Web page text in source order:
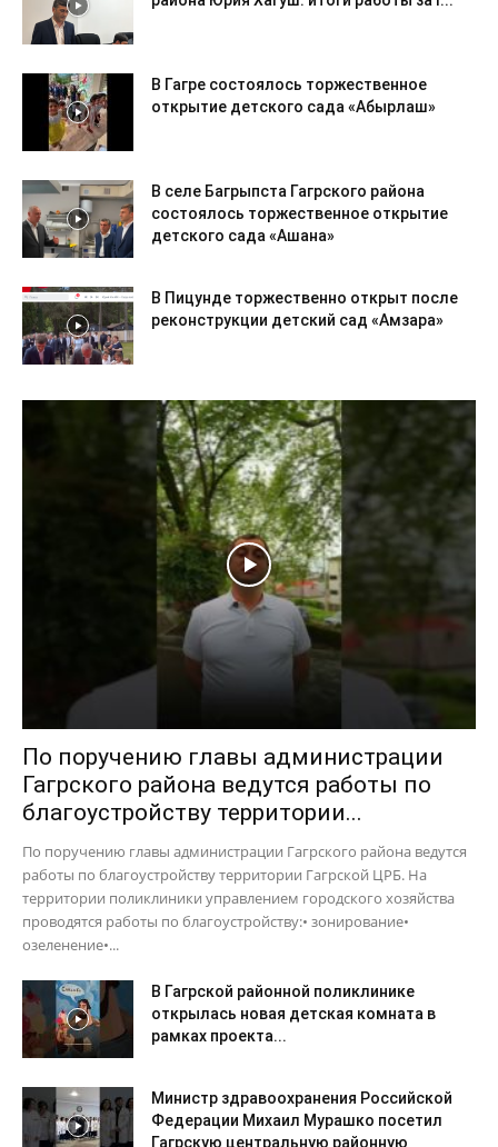
В Гагре состоялось торжественное
открытие детского сада «Абырлаш»
В селе Багрыпста Гагрского района
состоялось торжественное открытие
детского сада «Ашана»
В Пицунде торжественно открыт после
реконструкции детский сад «Амзара»
По поручению главы администрации
Гагрского района ведутся работы по
благоустройству территории...
По поручению главы администрации Гагрского района ведутся
работы по благоустройству территории Гагрской ЦРБ. На
территории поликлиники управлением городского хозяйства
проводятся работы по благоустройству:• зонирование•
озеленение•...
В Гагрской районной поликлинике
открылась новая детская комната в
рамках проекта...
Министр здравоохранения Российской
Федерации Михаил Мурашко посетил
Гагрскую центральную районную